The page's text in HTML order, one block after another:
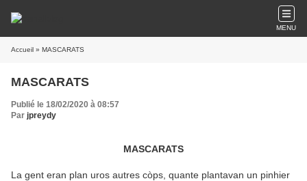
MENU
Accueil » MASCARATS
MASCARATS
Publié le 18/02/2020 à 08:57
Par jpreydy
MASCARATS
La gent eran plan uros autres còps, quante plantavan un pinhier